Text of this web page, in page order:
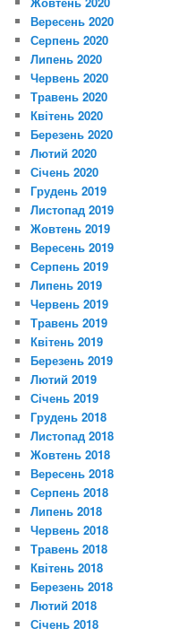
Вересень 2020
Серпень 2020
Липень 2020
Червень 2020
Травень 2020
Квітень 2020
Березень 2020
Лютий 2020
Січень 2020
Грудень 2019
Листопад 2019
Жовтень 2019
Вересень 2019
Серпень 2019
Липень 2019
Червень 2019
Травень 2019
Квітень 2019
Березень 2019
Лютий 2019
Січень 2019
Грудень 2018
Листопад 2018
Жовтень 2018
Вересень 2018
Серпень 2018
Липень 2018
Червень 2018
Травень 2018
Квітень 2018
Березень 2018
Лютий 2018
Січень 2018